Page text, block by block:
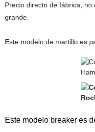
Precio directo de fábrica,
grande.
Este modelo de martillo es
Este modelo breaker es